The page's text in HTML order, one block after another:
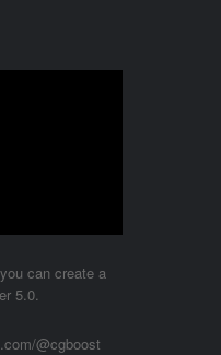
can create a
5.0.
@cgboost